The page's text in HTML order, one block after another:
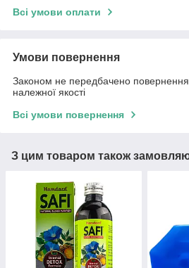
Всі умови оплати
Умови повернення
Законом не передбачено повернення
належної якості
Всі умови повернення
З цим товаром також